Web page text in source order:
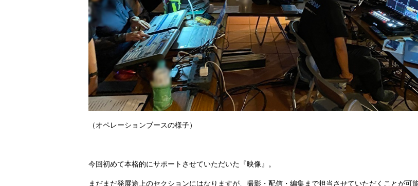
（オペレーションブースの様子）
今回初めて本格的にサポートさせていただいた『映像』。
まだまだ発展途上のセクションにはなりますが、撮影・配信・編集まで担当させていただくことが可